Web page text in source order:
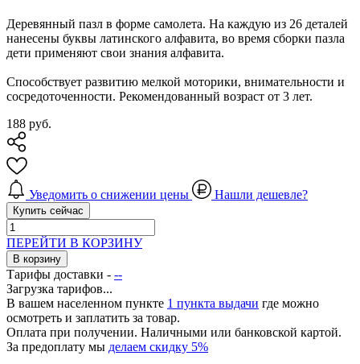
Деревянный пазл в форме самолета. На каждую из 26 деталей
нанесены буквы латинского алфавита, во время сборки пазла
дети применяют свои знания алфавита.
Способствует развитию мелкой моторики, внимательности и
сосредоточенности. Рекомендованный возраст от 3 лет.
188 руб.
Уведомить о снижении цены Нашли дешевле?
Купить сейчас
ПЕРЕЙТИ В КОРЗИНУ
В корзину
Тарифы доставки - --
Загрузка тарифов...
В вашем населенном пункте 1 пункта выдачи где можно
осмотреть и заплатить за товар.
Оплата при получении. Наличными или банковской картой.
За предоплату мы делаем скидку 5%